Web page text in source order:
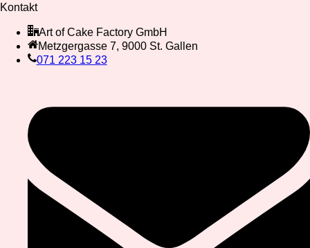
Kontakt
Art of Cake Factory GmbH
Metzgergasse 7, 9000 St. Gallen
071 223 15 23